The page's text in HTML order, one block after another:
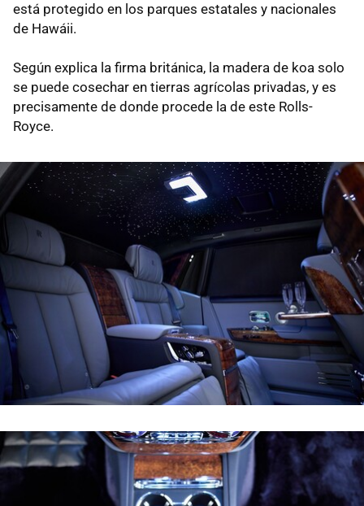
está protegido en los parques estatales y nacionales
de Hawáii.
Según explica la firma británica, la madera de koa solo
se puede cosechar en tierras agrícolas privadas, y es
precisamente de donde procede la de este Rolls-
Royce.